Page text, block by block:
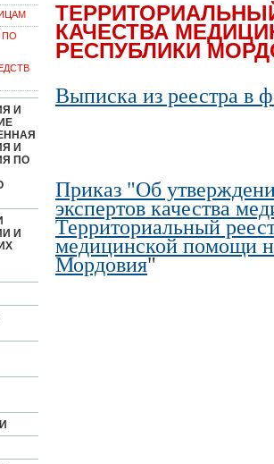
ПО
И
И
ПО
И
КАЧЕСТВА
РЕСПУБЛИКИ
Выписка из реестра в
Приказ "Об
экспертов качества
Территориальный
медицинской помощи
Мордовия"